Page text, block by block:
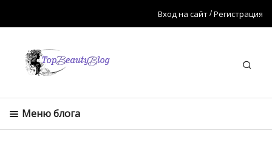
Вход на сайт Регистрация
Меню блога